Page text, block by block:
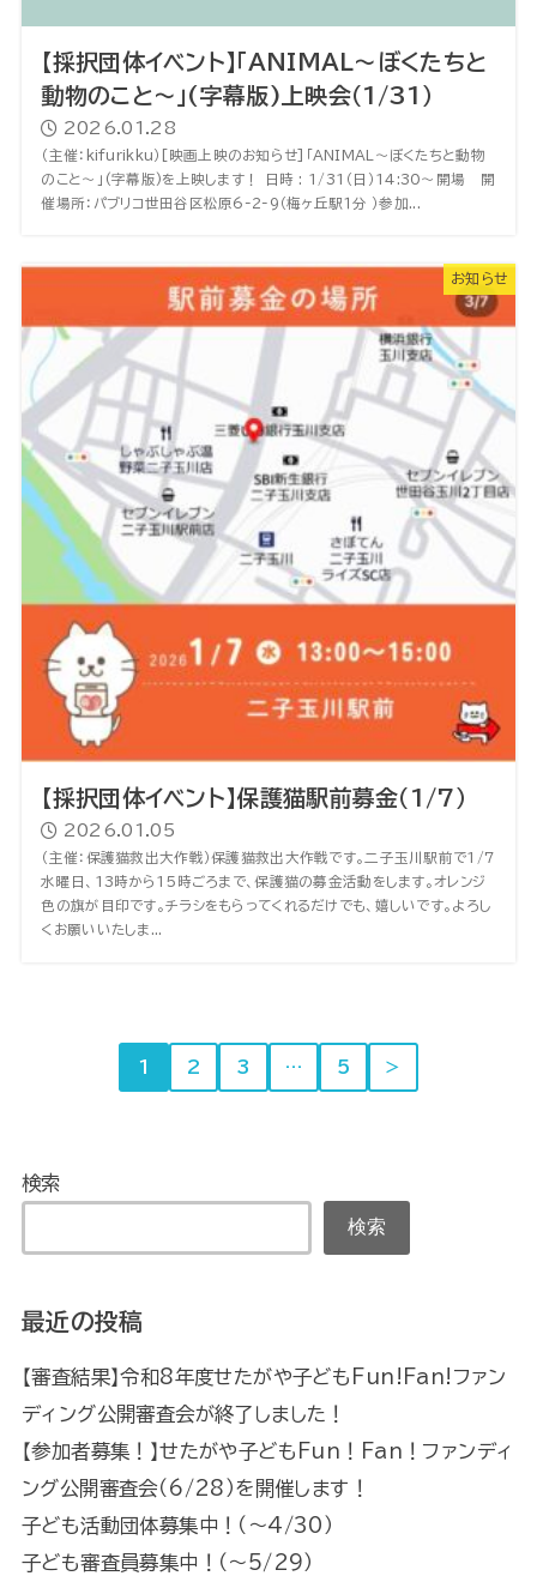
【採択団体イベント】「ANIMAL〜ぼくたちと
動物のこと〜」(字幕版)上映会（1/31）
2026.01.28
（主催：kifurikku）[映画上映のお知らせ]「ANIMAL〜ぼくたちと動物
のこと〜」(字幕版)を上映します！ 日時 : 1/31（日）14:30〜開場 開
催場所：パブリコ世田谷区松原6-2-9（梅ヶ丘駅１分 ）参加...
お知らせ
【採択団体イベント】保護猫駅前募金（1/7）
2026.01.05
（主催：保護猫救出大作戦）保護猫救出大作戦です。二子玉川駅前で1/7
水曜日、13時から15時ごろまで、保護猫の募金活動をします。オレンジ
色の旗が目印です。チラシをもらってくれるだけでも、嬉しいです。よろし
くお願いいたしま...
1 2 3 … 5 ＞
検索
検索
最近の投稿
【審査結果】令和8年度せたがや子どもFun!Fan!ファン
ディング公開審査会が終了しました！
【参加者募集！】せたがや子どもFun！Fan！ファンディ
ング公開審査会（6/28）を開催します！
子ども活動団体募集中！（～4/30）
子ども審査員募集中！（～5/29）